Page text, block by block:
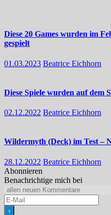
Diese 20 Games wurden im
gespielt
01.03.2023 Beatrice Eichhorn
Diese Spiele wurden auf dem
02.12.2022 Beatrice Eichhorn
Wildermyth (Deck) im Test –
28.12.2022 Beatrice Eichhorn
Abonnieren
Benachrichtige mich bei